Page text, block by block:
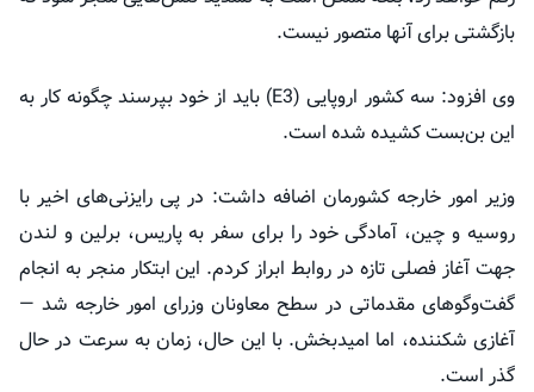
بازگشتی برای آنها متصور نیست.
وی افزود: سه کشور اروپایی (E3) باید از خود بپرسند چگونه کار به
این بن‌بست کشیده شده است.
وزیر امور خارجه کشورمان اضافه داشت: در پی رایزنی‌های اخیر با
روسیه و چین، آمادگی خود را برای سفر به پاریس، برلین و لندن
جهت آغاز فصلی تازه در روابط ابراز کردم. این ابتکار منجر به انجام
گفت‌وگوهای مقدماتی در سطح معاونان وزرای امور خارجه شد —
آغازی شکننده، اما امیدبخش. با این حال، زمان به سرعت در حال
گذر است.